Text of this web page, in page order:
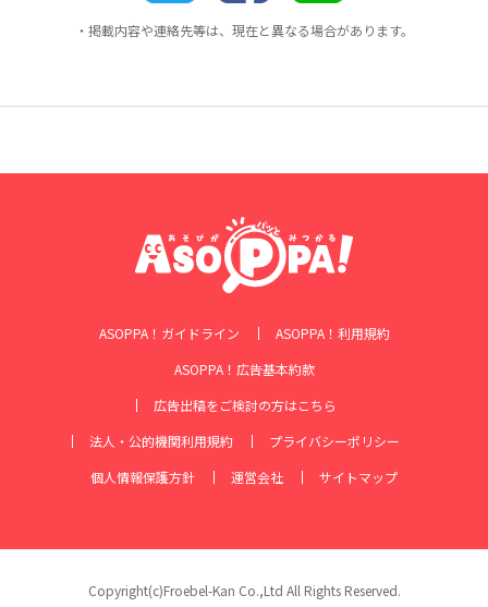
・掲載内容や連絡先等は、現在と異なる場合があります。
ASOPPA！ガイドライン
ASOPPA！利用規約
ASOPPA！広告基本約款
広告出稿をご検討の方はこちら
法人・公的機関利用規約
プライバシーポリシー
個人情報保護方針
運営会社 サイトマップ
Copyright(c)Froebel-Kan Co.,Ltd All Rights Reserved.